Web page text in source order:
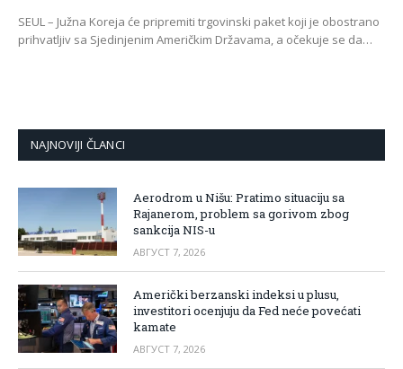
SEUL – Južna Koreja će pripremiti trgovinski paket koji je obostrano
prihvatljiv sa Sjedinjenim Američkim Državama, a očekuje se da…
NAJNOVIJI ČLANCI
Aerodrom u Nišu: Pratimo situaciju sa
Rajanerom, problem sa gorivom zbog
sankcija NIS-u
АВГУСТ 7, 2026
Američki berzanski indeksi u plusu,
investitori ocenjuju da Fed neće povećati
kamate
АВГУСТ 7, 2026